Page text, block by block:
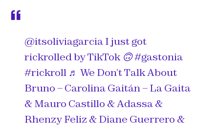
@itsoliviagarciaI just got
rickrolled by TikTok 🙃#gastonia
#rickroll ♬ We Don’t Talk About
Bruno – Carolina Gaitán – La Gaita
& Mauro Castillo & Adassa &
Rhenzy Feliz & Diane Guerrero &